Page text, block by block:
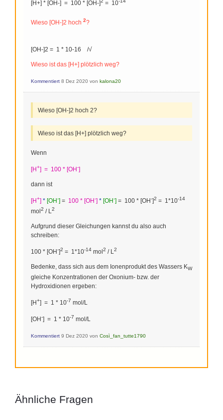
[H+] * [OH-] = 100 * [OH-] = 10
Wieso [OH-]2 hoch 2?
[OH-]2 = 1 * 10-16 /√
Wieso ist das [H+] plötzlich weg?
Kommentiert 8 Dez 2020 von kalona20
Wieso [OH-]2 hoch 2?
Wieso ist das [H+] plötzlich weg?
Wenn
[H+] = 100 * [OH-]
dann ist
[H+] * [OH-] = 100 * [OH-] * [OH-] = 100 * [OH-]2 = 1*10-14
mol 2 / L2
Aufgrund dieser Gleichungen kannst du also auch
schreiben:
100 * [OH-]2 = 1*10-14 mol 2 / L2
Bedenke, dass sich aus dem Ionenprodukt des Wassers KW
gleiche Konzentrationen der Oxonium- bzw. der
Hydroxidionen ergeben:
[H+] = 1 * 10-7 mol/L
[OH-] = 1 * 10-7 mol/L
Kommentiert 9 Dez 2020 von Così_fan_tutte1790
Ähnliche Fragen